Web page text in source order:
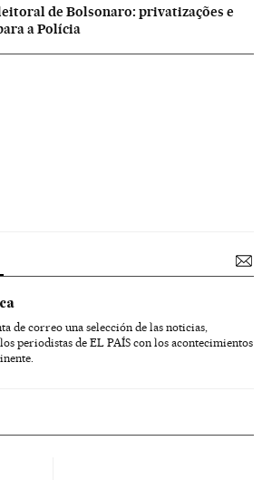
de Bolsonaro: privatizações e
a Polícia
de correo una selección de las noticias,
periodistas de EL PAÍS con los acontecimientos